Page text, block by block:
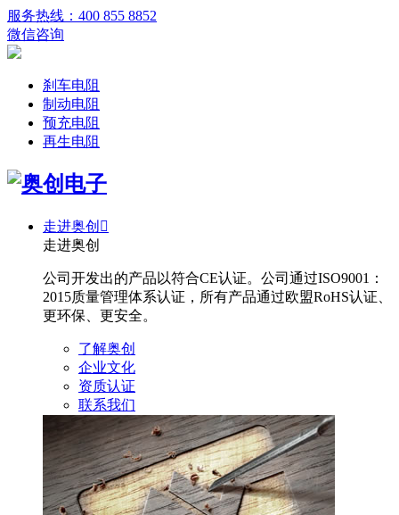
服务热线：400 855 8852
微信咨询
刹车电阻
制动电阻
预充电阻
再生电阻
走进奥创 
走进奥创
公司开发出的产品以符合CE认证。公司通过ISO9001：
2015质量管理体系认证，所有产品通过欧盟RoHS认证、
更环保、更安全。
了解奥创
企业文化
资质认证
联系我们